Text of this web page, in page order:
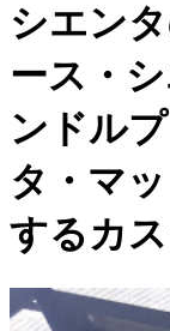
シエン
ース・
ンドル
タ・マ
するカ